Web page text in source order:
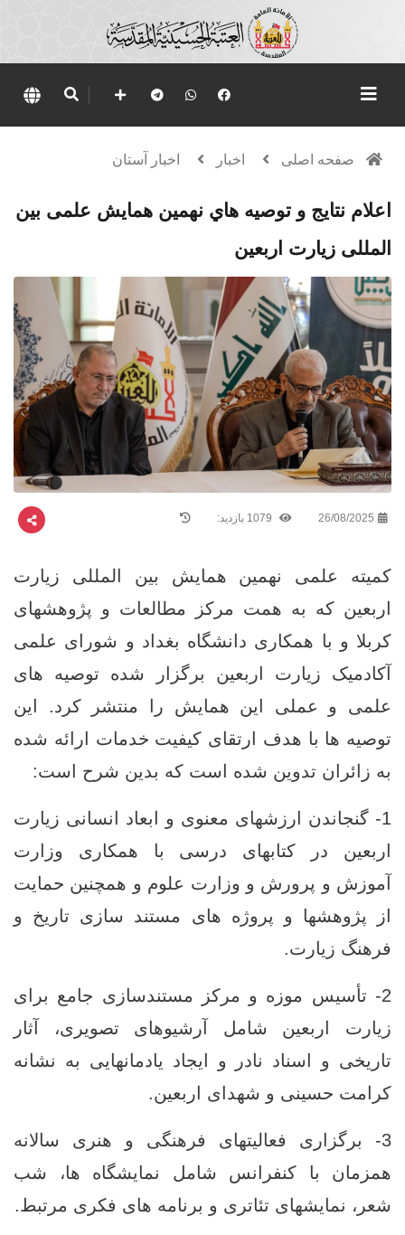
صفحه اصلی اخبار اخبار آستان
اعلام نتايج و توصيه هاي نهمين همايش علمی بین
المللی زیارت اربعین
26/08/2025
کمیته علمی نهمین همایش بین‌ المللی زیارت
اربعین که به همت مرکز مطالعات و پژوهشهای
کربلا و با همکاری دانشگاه بغداد و شورای علمی
آکادمیک زیارت اربعین برگزار شده توصیه ‌های
علمی و عملی این همایش را منتشر کرد. این
توصیه‌ ها با هدف ارتقای کیفیت خدمات ارائه‌ شده
به زائران تدوین شده است که بدین شرح است:
1- گنجاندن ارزشهای معنوی و ابعاد انسانی زیارت
اربعین در کتابهای درسی با همکاری وزارت
آموزش و پرورش و وزارت علوم و همچنین حمایت
از پژوهشها و پروژه‌ های مستند سازی تاریخ و
فرهنگ زیارت.
2- تأسیس موزه و مرکز مستندسازی جامع برای
زیارت اربعین شامل آرشیوهای تصویری، آثار
تاریخی و اسناد نادر و ایجاد یادمانهایی به نشانه
کرامت حسینی و شهدای اربعین.
3- برگزاری فعالیتهای فرهنگی و هنری سالانه
همزمان با کنفرانس شامل نمایشگاه‌ ها، شب
شعر، نمایشهای تئاتری و برنامه‌ های فکری مرتبط.